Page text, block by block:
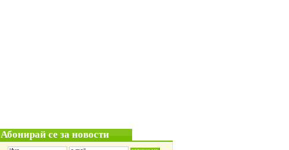
Абонирай се за новости